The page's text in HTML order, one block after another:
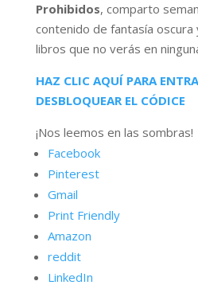
Prohibidos, comparto
contenido de fantasía
libros que no verás en
HAZ CLIC AQUÍ PARA
DESBLOQUEAR EL CÓDICE
¡Nos leemos en las sombras!
Facebook
Pinterest
Gmail
Print Friendly
Amazon
reddit
LinkedIn